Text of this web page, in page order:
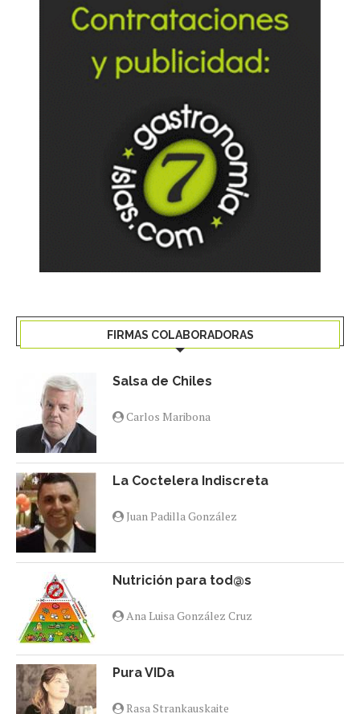
FIRMAS COLABORADORAS
Salsa de Chiles
Carlos Maribona
La Coctelera Indiscreta
Juan Padilla González
Nutrición para tod@s
Ana Luisa González Cruz
Pura VIDa
Rasa Strankauskaite